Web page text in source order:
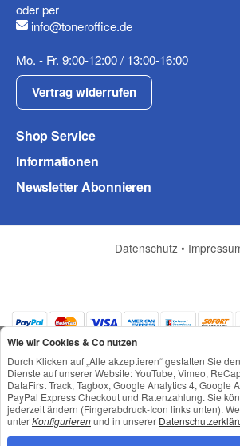
Fax
Frage zum Artikel
Ihre Frage
(* = Pflichtfelder)
oder per
info@toneroffice.de
Mo. - Fr. 9:00-12:00 / 13:00-16:00
Vertrag widerrufen
Shop Service
Informationen
Newsletter Abonnieren
Datenschutz •
*Alle Preise inkl. gesetzlicher USt.,
© © Toneroffice.de
Wie wir Cookies & Co nutzen
Durch Klicken auf „Alle akzeptieren“ gestatten Sie
Dienste auf unserer Website: YouTube, Vimeo,
DataFirst Track, Tagbox, Google Analytics 4, Google
PayPal Express Checkout und Ratenzahlung. Sie
jederzeit ändern (Fingerabdruck-Icon links unten).
unterKonfigurierenund in unserer